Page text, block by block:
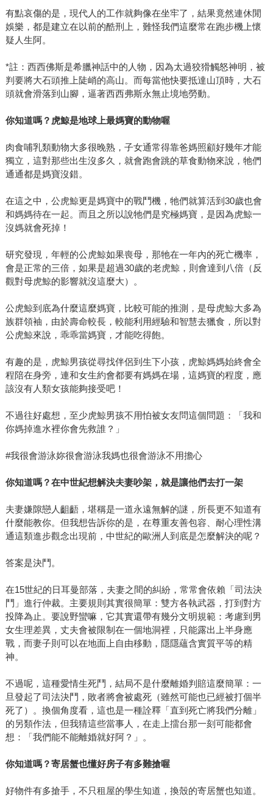
有點哀傷的是，現代人的工作就夠像在坐牢了，結果竟然連休閒
娛樂，都是建立在以前的酷刑上，難怪我們這麼常在跑步機上懷
疑人生阿。
*註：西西佛斯是希臘神話中的人物，因為太過狡猾觸怒神明，被
判要將大石頭推上陡峭的高山。而每當他快要抵達山頂時，大石
頭就會滑落到山腳，逼著西西弗斯永無止境地勞動。
你知道嗎？虎鯨是地球上最媽寶的動物喔
肉食哺乳類動物大多很晚熟，子女通常得靠爸媽照顧好幾年才能
獨立，這對那些出生沒多久，就會跑會跳的草食動物來說，牠們
通通都是媽寶沒錯。
在這之中，公虎鯨更是媽寶中的戰鬥機，牠們就算活到30歲也會
和媽媽待在一起。而且之所以說牠們是究極媽寶，是因為虎鯨一
沒媽就會死掉！
研究發現，年輕的公虎鯨如果喪母，那牠在一年內的死亡機率，
會是正常的三倍，如果是超過30歲的老虎鯨，則會達到八倍（反
觀對母虎鯨的影響就沒這麼大）。
公虎鯨到底為什麼這麼媽寶，比較可能的推測，是母虎鯨大多為
族群領袖，由於壽命較長，較能利用經驗和智慧去獵食，所以對
公虎鯨來說，乖乖當媽寶，才能吃得飽。
有趣的是，虎鯨男孩從尋找伴侶到生下小孩，虎鯨媽媽始終會全
程陪在身旁，連和女生約會都要有媽媽在場，這媽寶的程度，應
該沒有人類女孩能夠接受吧！
不過往好處想，至少虎鯨男孩不用怕被女友問這個問題：「我和
你媽掉進水裡你會先救誰？」
#我很會游泳妳很會游泳我媽也很會游泳不用擔心
你知道嗎？在中世紀想解決夫妻吵架，就是讓他們去打一架
夫妻嫌隙戀人齟齬，堪稱是一道永遠無解的謎，所長更不知道有
什麼能教你。但我想告訴你的是，在尊重友善包容、耐心理性溝
通這類進步觀念出現前，中世紀的歐洲人到底是怎麼解決的呢？
答案是決鬥。
在15世紀的日耳曼部落，夫妻之間的糾紛，常常會依賴「司法決
鬥」進行仲裁。主要規則其實很簡單：雙方各執武器，打到對方
投降為止。要說野蠻嘛，它其實還帶有幾分文明規範：考慮到男
女生理差異，丈夫會被限制在一個地洞裡，只能露出上半身應
戰，而妻子則可以在地面上自由移動，隱隱蘊含實質平等的精
神。
不過呢，這種愛情生死鬥，結局不是什麼離婚判賠這麼簡單：一
旦發起了司法決鬥，敗者將會被處死（雖然可能也已經被打個半
死了）。換個角度看，這也是一種詮釋「直到死亡將我們分離」
的另類作法，但我猜這些當事人，在走上擂台那一刻可能都會
想：「我們能不能離婚就好阿？」。
你知道嗎？寄居蟹也懂好房子有多難搶喔
好物件有多搶手，不只租屋的學生知道，換殼的寄居蟹也知道。